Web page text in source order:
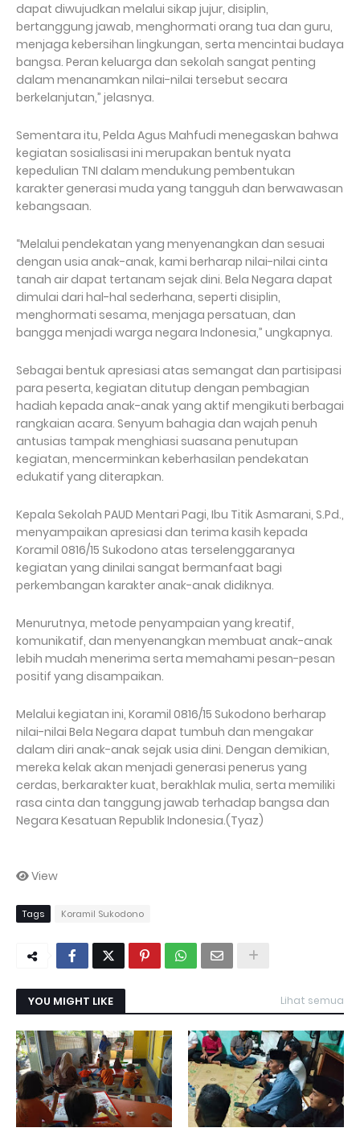
dapat diwujudkan melalui sikap jujur, disiplin,
bertanggung jawab, menghormati orang tua dan guru,
menjaga kebersihan lingkungan, serta mencintai budaya
bangsa. Peran keluarga dan sekolah sangat penting
dalam menanamkan nilai-nilai tersebut secara
berkelanjutan,” jelasnya.
Sementara itu, Pelda Agus Mahfudi menegaskan bahwa
kegiatan sosialisasi ini merupakan bentuk nyata
kepedulian TNI dalam mendukung pembentukan
karakter generasi muda yang tangguh dan berwawasan
kebangsaan.
“Melalui pendekatan yang menyenangkan dan sesuai
dengan usia anak-anak, kami berharap nilai-nilai cinta
tanah air dapat tertanam sejak dini. Bela Negara dapat
dimulai dari hal-hal sederhana, seperti disiplin,
menghormati sesama, menjaga persatuan, dan
bangga menjadi warga negara Indonesia,” ungkapnya.
Sebagai bentuk apresiasi atas semangat dan partisipasi
para peserta, kegiatan ditutup dengan pembagian
hadiah kepada anak-anak yang aktif mengikuti berbagai
rangkaian acara. Senyum bahagia dan wajah penuh
antusias tampak menghiasi suasana penutupan
kegiatan, mencerminkan keberhasilan pendekatan
edukatif yang diterapkan.
Kepala Sekolah PAUD Mentari Pagi, Ibu Titik Asmarani, S.Pd.,
menyampaikan apresiasi dan terima kasih kepada
Koramil 0816/15 Sukodono atas terselenggaranya
kegiatan yang dinilai sangat bermanfaat bagi
perkembangan karakter anak-anak didiknya.
Menurutnya, metode penyampaian yang kreatif,
komunikatif, dan menyenangkan membuat anak-anak
lebih mudah menerima serta memahami pesan-pesan
positif yang disampaikan.
Melalui kegiatan ini, Koramil 0816/15 Sukodono berharap
nilai-nilai Bela Negara dapat tumbuh dan mengakar
dalam diri anak-anak sejak usia dini. Dengan demikian,
mereka kelak akan menjadi generasi penerus yang
cerdas, berkarakter kuat, berakhlak mulia, serta memiliki
rasa cinta dan tanggung jawab terhadap bangsa dan
Negara Kesatuan Republik Indonesia.(Tyaz)
View
Tags Koramil Sukodono
YOU MIGHT LIKE Lihat semua